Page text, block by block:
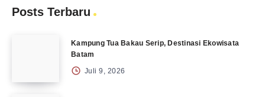
Posts Terbaru
Kampung Tua Bakau Serip, Destinasi Ekowisata
Batam
Juli 9, 2026